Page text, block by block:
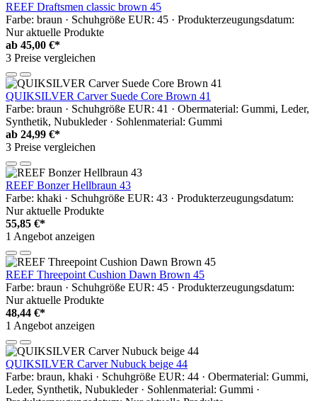
REEF Draftsmen classic brown 45
Farbe: braun · Schuhgröße EUR: 45 · Produkterzeugungsdatum:
Nur aktuelle Produkte
ab 45,00 €*
3 Preise vergleichen
QUIKSILVER Carver Suede Core Brown 41
Farbe: braun · Schuhgröße EUR: 41 · Obermaterial: Gummi, Leder,
Synthetik, Nubukleder · Sohlenmaterial: Gummi
ab 24,99 €*
3 Preise vergleichen
REEF Bonzer Hellbraun 43
Farbe: khaki · Schuhgröße EUR: 43 · Produkterzeugungsdatum:
Nur aktuelle Produkte
55,85 €*
1 Angebot anzeigen
REEF Threepoint Cushion Dawn Brown 45
Farbe: braun · Schuhgröße EUR: 45 · Produkterzeugungsdatum:
Nur aktuelle Produkte
48,44 €*
1 Angebot anzeigen
QUIKSILVER Carver Nubuck beige 44
Farbe: braun, khaki · Schuhgröße EUR: 44 · Obermaterial: Gummi,
Leder, Synthetik, Nubukleder · Sohlenmaterial: Gummi ·